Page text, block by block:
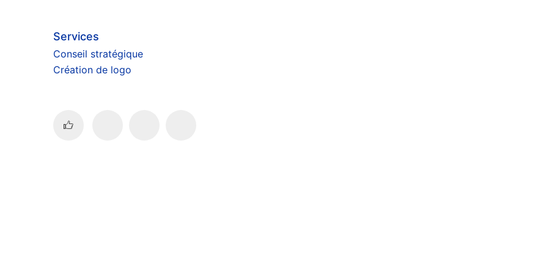
Services
Conseil stratégique
Création de logo